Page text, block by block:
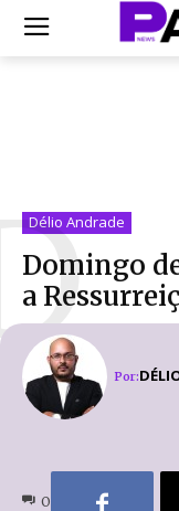
Délio Andrade
Domingo
a
Por:
0